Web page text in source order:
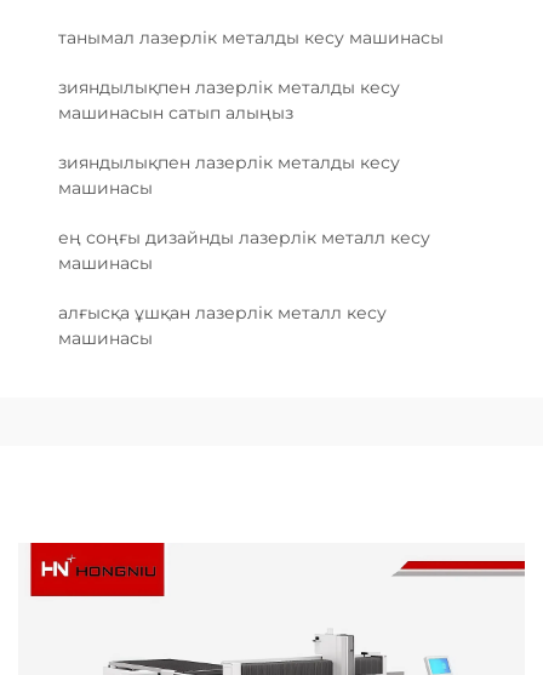
танымал лазерлік металды кесу машинасы
зияндылықпен лазерлік металды кесу
машинасын сатып алыңыз
зияндылықпен лазерлік металды кесу
машинасы
ең соңғы дизайнды лазерлік металл кесу
машинасы
алғысқа ұшқан лазерлік металл кесу
машинасы